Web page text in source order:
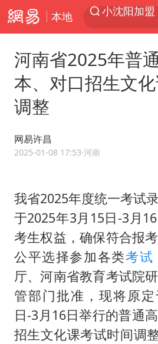
本地
人形机器人
上海地铁4
律师谈贾
多地银行
NBA传奇
手机真会“
河南省2025年普
本、对口招生文
调整
网易许昌
2025-01-08 17:53·河南
我省2025年度统一考试
于2025年3月15日-3月
考生权益，确保符合报
公平选择参加各类考试
厅、河南省教育考试院
管部门批准，现将原
日-3月16日举行的普通
招生文化课考试时间调